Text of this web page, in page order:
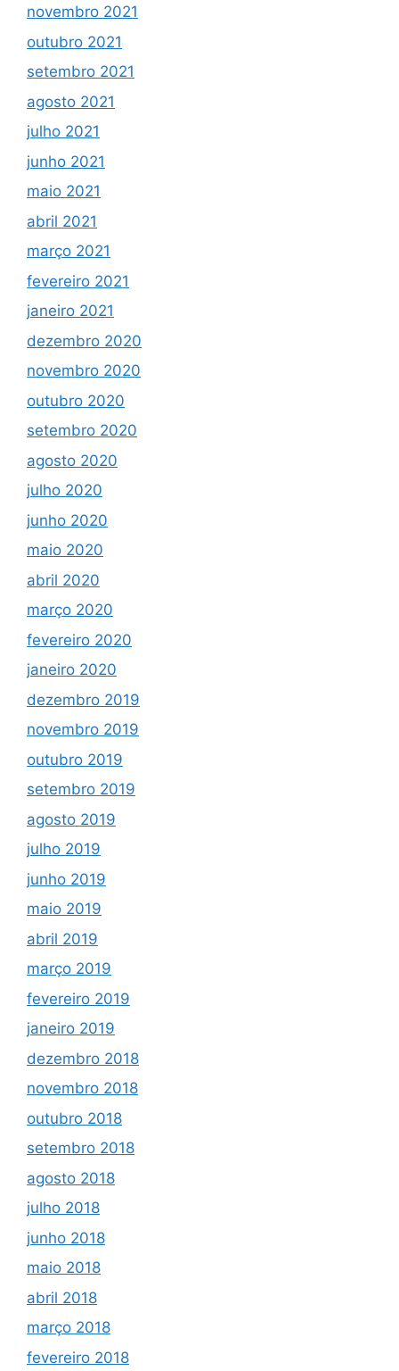
novembro 2021
outubro 2021
setembro 2021
agosto 2021
julho 2021
junho 2021
maio 2021
abril 2021
março 2021
fevereiro 2021
janeiro 2021
dezembro 2020
novembro 2020
outubro 2020
setembro 2020
agosto 2020
julho 2020
junho 2020
maio 2020
abril 2020
março 2020
fevereiro 2020
janeiro 2020
dezembro 2019
novembro 2019
outubro 2019
setembro 2019
agosto 2019
julho 2019
junho 2019
maio 2019
abril 2019
março 2019
fevereiro 2019
janeiro 2019
dezembro 2018
novembro 2018
outubro 2018
setembro 2018
agosto 2018
julho 2018
junho 2018
maio 2018
abril 2018
março 2018
fevereiro 2018